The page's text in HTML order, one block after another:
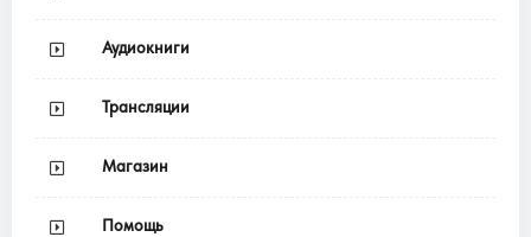
Аудиокниги
Трансляции
Магазин
Помощь